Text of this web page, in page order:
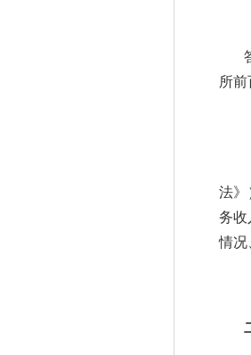
所
法》
务收
情况